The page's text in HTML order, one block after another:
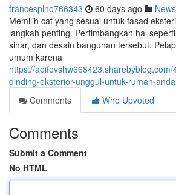
francesplno766343 60 days ago News
Memilih cat yang sesuai untuk fasad
langkah penting. Pertimbangkan hal
sinar, dan desain bangunan tersebut.
umum karena
https://
dinding-eksterior-unggul-untuk-rumah-anda
Comments
Who Upvoted
Comments
Submit a Comment
No HTML